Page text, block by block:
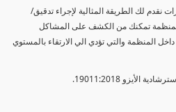
لك الطريقة المثالية لإجراء تدقيق/
بالمنظمة تمكنك من الكشف على المشاكل
المنظمة والتي تؤدي الي الارتقاء بالمستوي
19011:2018.